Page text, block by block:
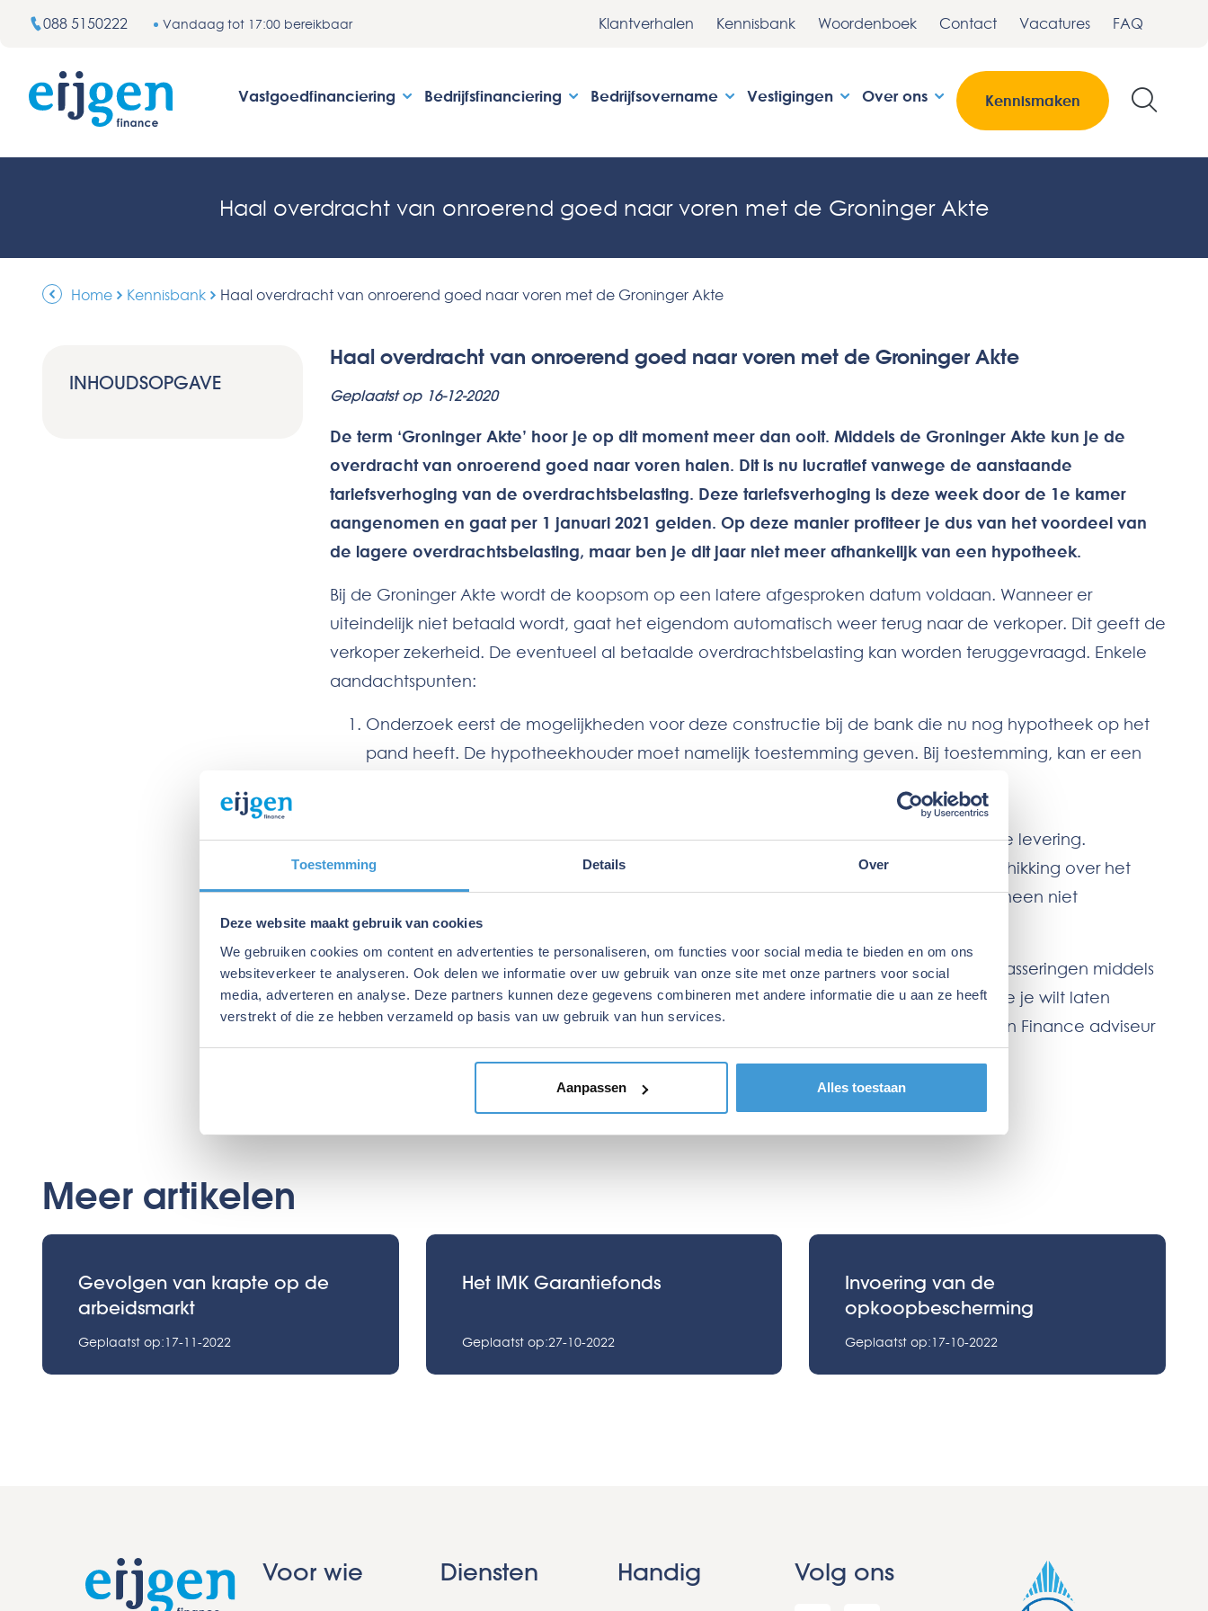
Toestemming Details Over
Deze website maakt gebruik van cookies
We gebruiken cookies om content en advertenties te personaliseren, om functies voor social media te bieden en om ons
websiteverkeer te analyseren. Ook delen we informatie over uw gebruik van onze site met onze partners voor social
media, adverteren en analyse. Deze partners kunnen deze gegevens combineren met andere informatie die u aan ze heeft
verstrekt of die ze hebben verzameld op basis van uw gebruik van hun services.
Aanpassen Alles toestaan
088 5150222 Vandaag tot 17:00 bereikbaar Klantverhalen Kennisbank Woordenboek Contact Vacatures FAQ
Kennismaken
Vastgoedfinanciering Bedrijfsfinanciering Bedrijfsovername Vestigingen Over ons
Haal overdracht van onroerend goed naar voren met de Groninger Akte
Home Kennisbank Haal overdracht van onroerend goed naar voren met de Groninger Akte
INHOUDSOPGAVE
Haal overdracht van onroerend goed naar voren met de Groninger Akte
Geplaatst op 16-12-2020
De term ‘Groninger Akte’ hoor je op dit moment meer dan ooit. Middels de Groninger Akte kun je de
overdracht van onroerend goed naar voren halen. Dit is nu lucratief vanwege de aanstaande
tariefsverhoging van de overdrachtsbelasting. Deze tariefsverhoging is deze week door de 1e kamer
aangenomen en gaat per 1 januari 2021 gelden. Op deze manier profiteer je dus van het voordeel van
de lagere overdrachtsbelasting, maar ben je dit jaar niet meer afhankelijk van een hypotheek.
Bij de Groninger Akte wordt de koopsom op een latere afgesproken datum voldaan. Wanneer er
uiteindelijk niet betaald wordt, gaat het eigendom automatisch weer terug naar de verkoper. Dit geeft de
verkoper zekerheid. De eventueel al betaalde overdrachtsbelasting kan worden teruggevraagd. Enkele
aandachtspunten:
Onderzoek eerst de mogelijkheden voor deze constructie bij de bank die nu nog hypotheek op het
pand heeft. De hypotheekhouder moet namelijk toestemming geven. Bij toestemming, kan er een
Er zijn extra akten nodig, dit brengt ook enige extra kosten met zich meebrengt.
De koper moet de overdrachtsbelasting betalen op het moment van de juridische levering.
De koper heeft vanaf het moment van de juridische overdracht de feitelijke beschikking over het
onroerend goed maar mag het tot aan de daadwerkelijk betaling over het algemeen niet
verbouwen.
De adviseurs van Eijgen Finance begeleiden regelmatig kopers en verkopers bij aktepasseringen middels
de Groninger Akte. Ben jij nog van plan om een (beleggings)pand aan te kopen welke je wilt laten
overdragen per Groninger Akte? Neem dan snel vrijblijvend
op met een Eijgen Finance adviseur
uit jouw regio en laat direct je financiering regelen.
Meer artikelen
Gevolgen van krapte op de
arbeidsmarkt
Geplaatst op:17-11-2022
Het IMK Garantiefonds
Geplaatst op:27-10-2022
Invoering van de
opkoopbescherming
Geplaatst op:17-10-2022
Voor wie Diensten Handig Volg ons